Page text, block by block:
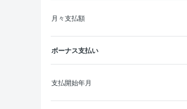
月々支払額
ボーナス支払い
支払開始年月